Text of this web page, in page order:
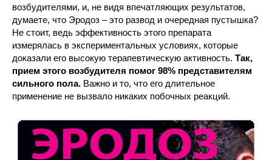
возбудителями, и, не видя впечатляющих результатов,
думаете, что Эродоз – это развод и очередная пустышка?
Не стоит, ведь эффективность этого препарата
измерялась в экспериментальных условиях, которые
доказали его высокую терапевтическую активность. Так,
прием этого возбудителя помог 98% представителям
сильного пола. Важно и то, что его длительное
применение не вызвало никаких побочных реакций.